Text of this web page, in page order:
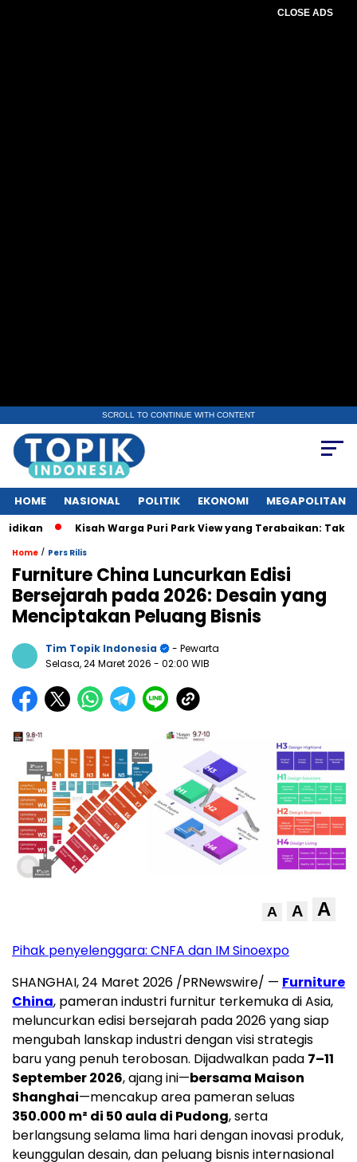
CLOSE ADS
SCROLL TO CONTINUE WITH CONTENT
HOME NASIONAL POLITIK EKONOMI MEGAPOLITAN
Kisah Warga Puri Park View yang Terabaikan: Tak Punya
Home / Pers Rilis
Furniture China Luncurkan Edisi
Bersejarah pada 2026: Desain yang
Menciptakan Peluang Bisnis
Tim Topik Indonesia
- Pewarta
Selasa, 24 Maret 2026 - 02:00 WIB
A A A
Pihak penyelenggara: CNFA dan IM Sinoexpo
SHANGHAI,24 Maret 2026 /PRNewswire/ — Furniture
China, pameran industri furnitur terkemuka di Asia,
meluncurkan edisi bersejarah pada 2026 yang siap
mengubah lanskap industri dengan visi strategis
baru yang penuh terobosan. Dijadwalkan pada 7–11
September 2026, ajang ini—bersama Maison
Shanghai—mencakup area pameran seluas
350.000 m² di 50 aula di Pudong, serta
berlangsung selama lima hari dengan inovasi produk,
keunggulan desain, dan peluang bisnis internasional